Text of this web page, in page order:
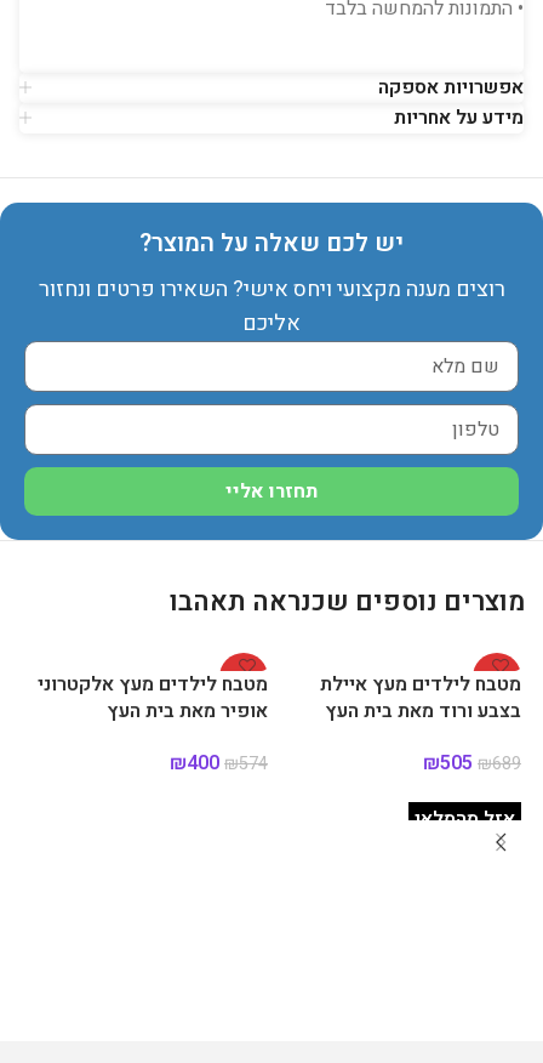
• התמונות להמחשה בלבד
אפשרויות אספקה
מידע על אחריות
יש לכם שאלה על המוצר?
רוצים מענה מקצועי ויחס אישי? השאירו פרטים ונחזור
אליכם
תחזרו אליי
מוצרים נוספים שכנראה תאהבו
-27%
מטבח לילדים מעץ איילת
בצבע ורוד מאת בית העץ
אזל מהמלאי
₪689
₪505
מידע נוסף
-30%
מטבח לילדים מעץ אלקטרוני
אופיר מאת בית העץ
₪574
₪400